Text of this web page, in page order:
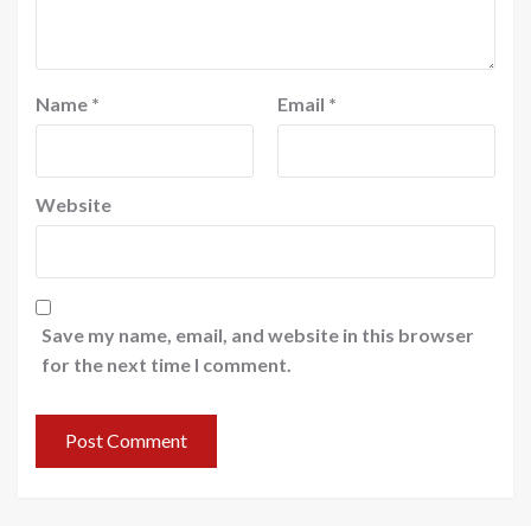
Name * Email *
Website
Save my name, email, and website in this browser
for the next time I comment.